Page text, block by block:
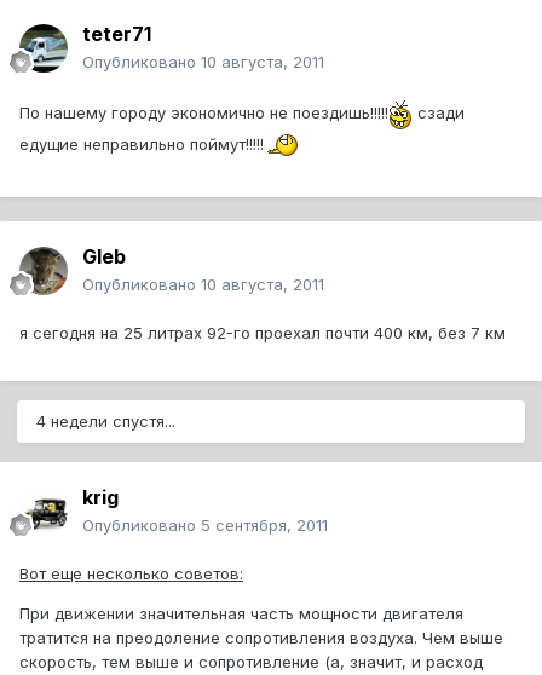
teter71
Опубликовано 10 августа, 2011
По нашему городу экономично не поездишь!!!!!
сзади
едущие неправильно поймут!!!!!
Gleb
Опубликовано 10 августа, 2011
я сегодня на 25 литрах 92-го проехал почти 400 км, без 7 км
4 недели спустя...
krig
Опубликовано 5 сентября, 2011
Вот еще несколько советов:
При движении значительная часть мощности двигателя
тратится на преодоление сопротивления воздуха. Чем выше
скорость, тем выше и сопротивление (а, значит, и расход